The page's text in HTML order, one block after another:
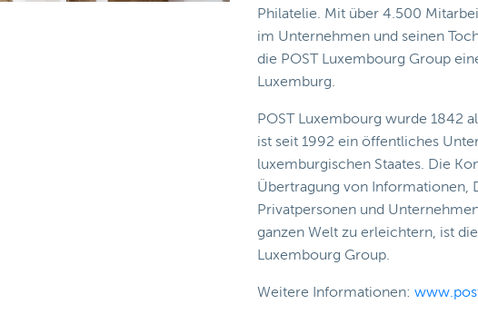
Philatelie. Mit über 4.500
im Unternehmen und seinen
die POST Luxembourg Group
Luxemburg.
POST Luxembourg wurde 1842
ist seit 1992 ein öffentliches
luxemburgischen Staates. Die
Übertragung von Informationen,
Privatpersonen und
ganzen Welt zu erleichtern, ist
Luxembourg Group.
Weitere Informationen: